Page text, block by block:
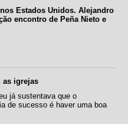
Estados Unidos. Alejandro
encontro de Peña Nieto e
as igrejas
já sustentava que o
de sucesso é haver uma boa